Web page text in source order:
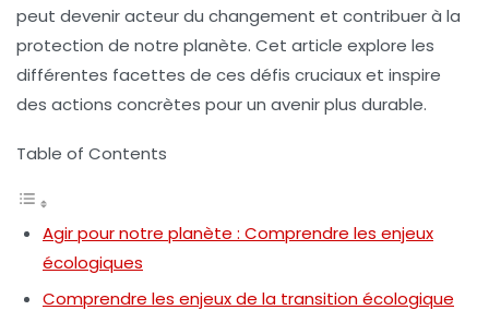
peut devenir acteur du changement et contribuer à la
protection de notre planète. Cet article explore les
différentes facettes de ces défis cruciaux et inspire
des actions concrètes pour un avenir plus durable.
Table of Contents
Agir pour notre planète : Comprendre les enjeux
écologiques
Comprendre les enjeux de la transition écologique